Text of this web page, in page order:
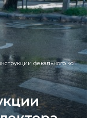
коллектора проезд по улице Гидростроителей в Краснодаре ограничат